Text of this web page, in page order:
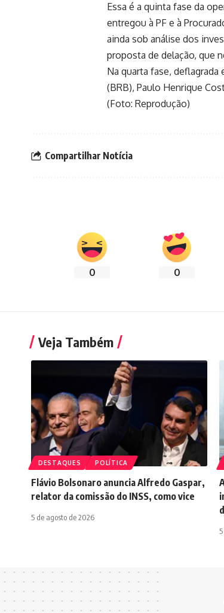
Essa é a quinta fase da
entregou à PF e à
ainda sob análise dos
proposta de delação, que
Na quarta fase, deflagrada
(BRB), Paulo Henrique
(Foto: Reprodução)
Compartilhar Notícia
0 0
Veja Também
DESTAQUES POLÍTICA
Flávio Bolsonaro anuncia Alfredo Gaspar,
relator da comissão do INSS, como vice
5 de agosto de 2026